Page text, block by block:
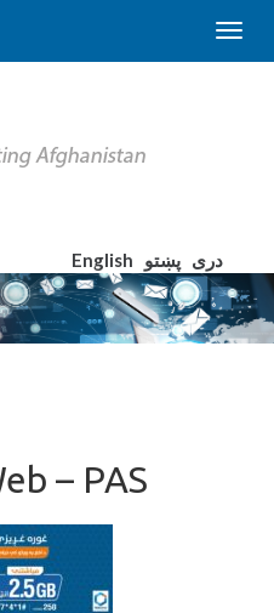
English دری پښتو
– PAS